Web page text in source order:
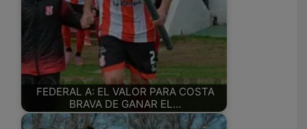
FEDERAL A: EL VALOR PARA COSTA
BRAVA DE GANAR EL…